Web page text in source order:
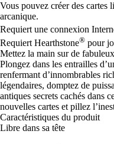
Vous pouvez créer des cartes
arcanique.
Requiert une connexion
Requiert Hearthstone® pour
Mettez la main sur de
Plongez dans les entrailles
renfermant d’innombrables
légendaires, domptez de
antiques secrets cachés dans
nouvelles cartes et pillez
Caractéristiques du produit
Libre dans sa tête